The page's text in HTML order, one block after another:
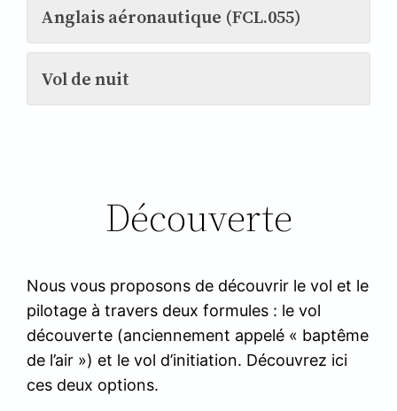
Anglais aéronautique (FCL.055)
Vol de nuit
Découverte
Nous vous proposons de découvrir le vol et le
pilotage à travers deux formules : le vol
découverte (anciennement appelé « baptême
de l’air ») et le vol d’initiation. Découvrez ici
ces deux options.